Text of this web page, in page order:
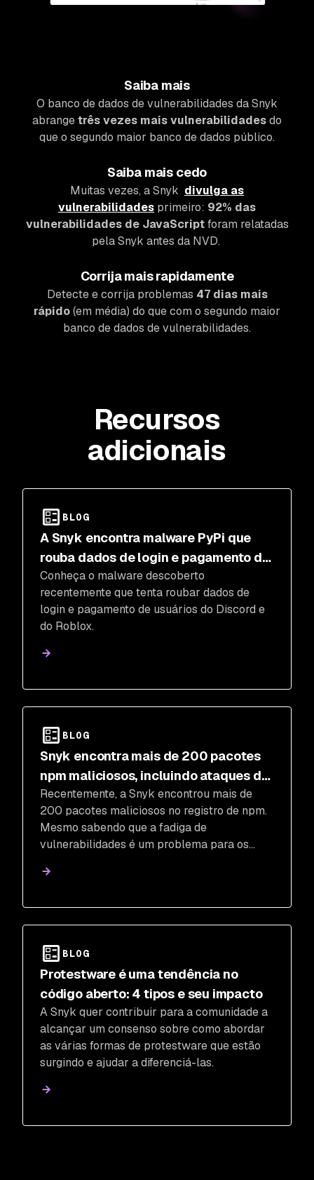
Saiba mais
O banco de dados de vulnerabilidades da Snyk
abrangetrês vezes mais vulnerabilidadesdo
que o segundo maior banco de dados público.
Saiba mais cedo
Muitas vezes, a Snyk divulga as
vulnerabilidades primeiro: 92% das
vulnerabilidades de JavaScriptforam relatadas
pela Snyk antes da NVD.
Corrija mais rapidamente
Detecte e corrija problemas 47 dias mais
rápido(em média) do que com o segundo maior
banco de dados de vulnerabilidades.
Recursos
adicionais
BLOG
A Snyk encontra malware PyPi que
rouba dados de login e pagamento do
Discord e do Roblox
Conheça o malware descoberto
recentemente que tenta roubar dados de
login e pagamento de usuários do Discord e
do Roblox.
BLOG
Snyk encontra mais de 200 pacotes
npm maliciosos, incluindo ataques de
confusão de dependência Cobalt
Strike
Recentemente, a Snyk encontrou mais de
200 pacotes maliciosos no registro de npm.
Mesmo sabendo que a fadiga de
vulnerabilidades é um problema para os
caso típico de typosquatting ou de pacotes
descobertas de ataques direcionados a
empresas e corporações que a Snyk
conseguiu detectar e compartilhar os
insights relacionados.
BLOG
Protestware é uma tendência no
código aberto: 4 tipos e seu impacto
A Snyk quer contribuir para a comunidade a
alcançar um consenso sobre como abordar
as várias formas de protestware que estão
surgindo e ajudar a diferenciá-las.